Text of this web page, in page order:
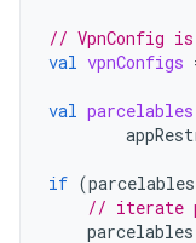
// VpnConfig
val vpnConfigs
val parcelables
if (parcelables
// iterate
parcelables